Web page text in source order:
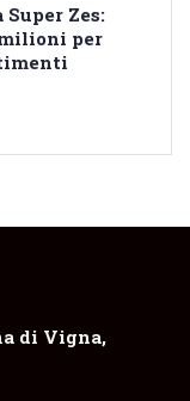
Zes:
per
di Vigna,